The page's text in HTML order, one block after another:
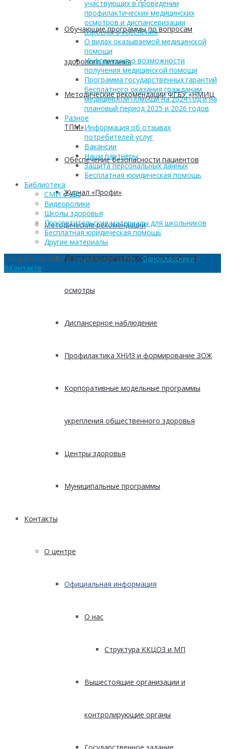
Обучающие программы по вопросам
здорового питания
Методические рекомендации ФГБУ «НМИЦ
ТПМ»
Обеспечение безопасности пациентов
Журнал «Профи»
Методические рекомендации
Диспансеризация и профилактические
осмотры
Диспансерное наблюдение
Профилактика ХНИЗ и формирование ЗОЖ
Корпоративные модельные программы
укрепления общественного здоровья
Центры здоровья
Муниципальные программы
Контакты
О центре
Официальная информация
О нас
Структура ККЦОЗ и МП
Вышестоящие организации и
контролирующие органы
участвующих в проведении
профилактических медицинских
осмотров и диспансеризации
взрослого населения
О видах оказываемой медицинской
помощи
Информация о возможности
получения медицинской помощи
Программа государственных гарантий
бесплатного оказания гражданам
медицинской помощи на 2024 год и на
плановый период 2025 и 2026 годов
Разное
Информация об отзывах
потребителей услуг
Вакансии
Наши партнеры
Защита персональных данных
Бесплатная юридическая помощь
Библиотека
СМИ о нас
Видеоролики
Школы здоровья
Просветительские материалы для школьников
Бесплатная юридическая помощь
Другие материалы
Следуйте за нами в социальных сетях:Одноклассникии
ВКонтакте